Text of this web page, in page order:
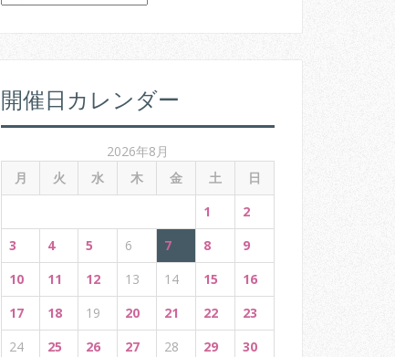
索
開催日カレンダー
2026年8月
月
火 水 木 金 土 日
1
2
3
4 5 6 7 8
9
10
11 12 13 14 15
16
17
18 19 20 21 22
23
24
25 26 27 28 29
30